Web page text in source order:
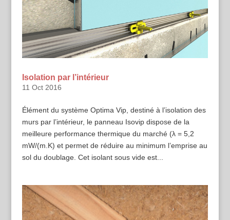
Isolation par l’intérieur
11 Oct 2016
Élément du système Optima Vip, destiné à l’isolation des
murs par l’intérieur, le panneau Isovip dispose de la
meilleure performance thermique du marché (λ = 5,2
mW/(m.K) et permet de réduire au minimum l’emprise au
sol du doublage. Cet isolant sous vide est...